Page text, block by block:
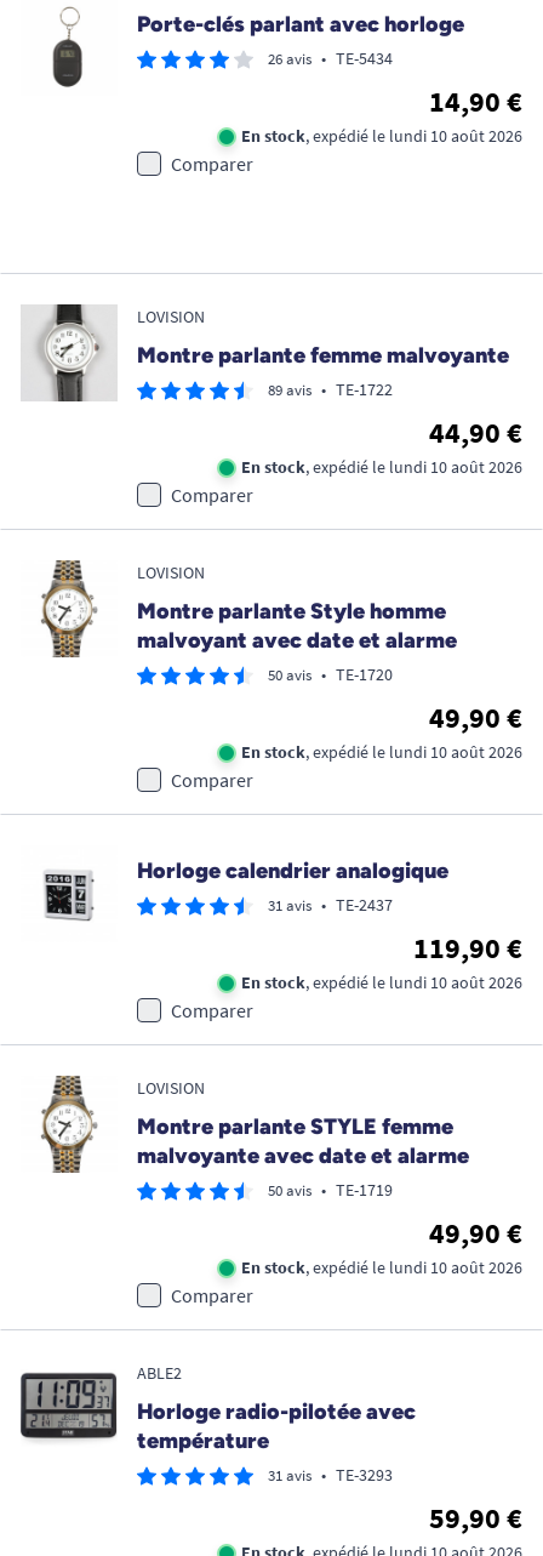
Porte-clés parlant avec horloge
26 avis • TE-5434
14,90 €
En stock, expédié le lundi 10 août 2026
Comparer
LOVISION
Montre parlante femme malvoyante
89 avis • TE-1722
44,90 €
En stock, expédié le lundi 10 août 2026
Comparer
LOVISION
Montre parlante Style homme
malvoyant avec date et alarme
50 avis • TE-1720
49,90 €
En stock, expédié le lundi 10 août 2026
Comparer
Horloge calendrier analogique
31 avis • TE-2437
119,90 €
En stock, expédié le lundi 10 août 2026
Comparer
LOVISION
Montre parlante STYLE femme
malvoyante avec date et alarme
50 avis • TE-1719
49,90 €
En stock, expédié le lundi 10 août 2026
Comparer
ABLE2
Horloge radio-pilotée avec
température
31 avis • TE-3293
59,90 €